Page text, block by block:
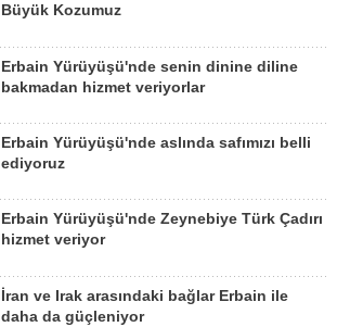
Büyük Kozumuz
Erbain Yürüyüşü'nde senin dinine diline
bakmadan hizmet veriyorlar
Erbain Yürüyüşü'nde aslında safımızı belli
ediyoruz
Erbain Yürüyüşü'nde Zeynebiye Türk Çadırı
hizmet veriyor
İran ve Irak arasındaki bağlar Erbain ile
daha da güçleniyor